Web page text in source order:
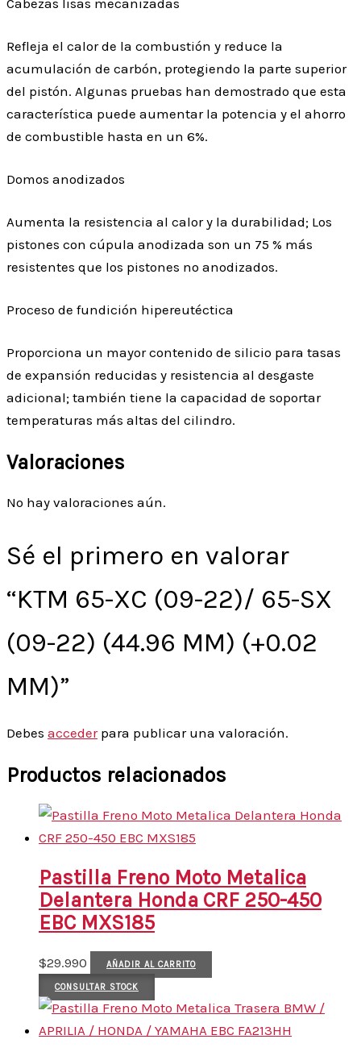
Cabezas lisas mecanizadas
Refleja el calor de la combustión y reduce la
acumulación de carbón, protegiendo la parte superior
del pistón. Algunas pruebas han demostrado que esta
característica puede aumentar la potencia y el ahorro
de combustible hasta en un 6%.
Domos anodizados
Aumenta la resistencia al calor y la durabilidad; Los
pistones con cúpula anodizada son un 75 % más
resistentes que los pistones no anodizados.
Proceso de fundición hipereutéctica
Proporciona un mayor contenido de silicio para tasas
de expansión reducidas y resistencia al desgaste
adicional; también tiene la capacidad de soportar
temperaturas más altas del cilindro.
Valoraciones
No hay valoraciones aún.
Sé el primero en valorar
“KTM 65-XC (09-22)/ 65-SX
(09-22) (44.96 MM) (+0.02
MM)”
Debes accederpara publicar una valoración.
Productos relacionados
Pastilla Freno Moto Metalica
Delantera Honda CRF 250-450
EBC MXS185
$29.990 AÑADIR AL CARRITO
CONSULTAR STOCK